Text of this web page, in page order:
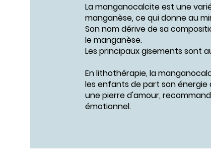
La manganocalcite est une
manganèse, ce qui donne au
Son nom dérive de sa
le manganèse.
Les principaux gisements sont
En lithothérapie, la
les enfants de part son
une pierre d'amour,
émotionnel.